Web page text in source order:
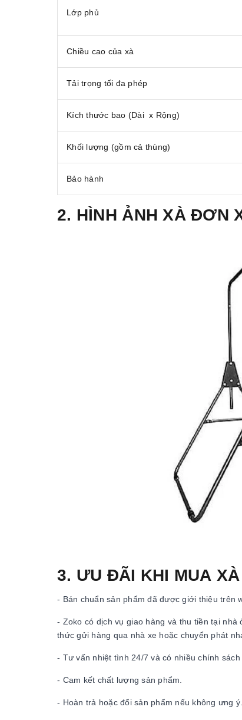
Lớp phủ
Chiều cao của xà
Tải trọng tối đa phép
Kích thước bao (Dài x Rộng)
Khối lượng (gồm cả thùng)
Bảo hành
2. HÌNH ẢNH XÀ ĐƠN
3. ƯU ĐÃI KHI MUA
- Bán chuẩn sản phẩm đã được giới thiệu trên
- Zoko có dịch vụ giao hàng và thu tiền tại
thức gửi hàng qua nhà xe hoặc chuyển phát
- Tư vấn nhiệt tình 24/7 và có nhiều chính sách
- Cam kết chất lượng sản phẩm.
- Hoàn trả hoặc đổi sản phẩm nếu không ưng ý.